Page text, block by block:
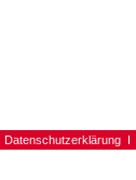
Datenschutzerklärung